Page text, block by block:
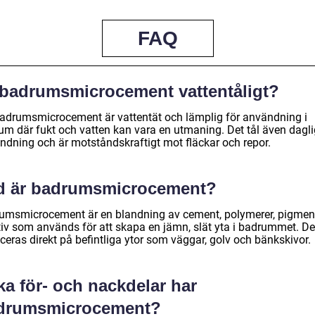
FAQ
vattentåligt?
är vattentät och lämplig för användning i
där fukt och vatten kan vara en utmaning. Det tål även
och är motståndskraftigt mot fläckar och repor.
är badrumsmicrocement?
är en blandning av cement, polymerer,
som används för att skapa en jämn, slät yta i badrummet.
direkt på befintliga ytor som väggar, golv och bänkskivor.
för- och nackdelar har